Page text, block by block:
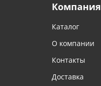
Компания
Каталог
О компании
Контакты
Доставка